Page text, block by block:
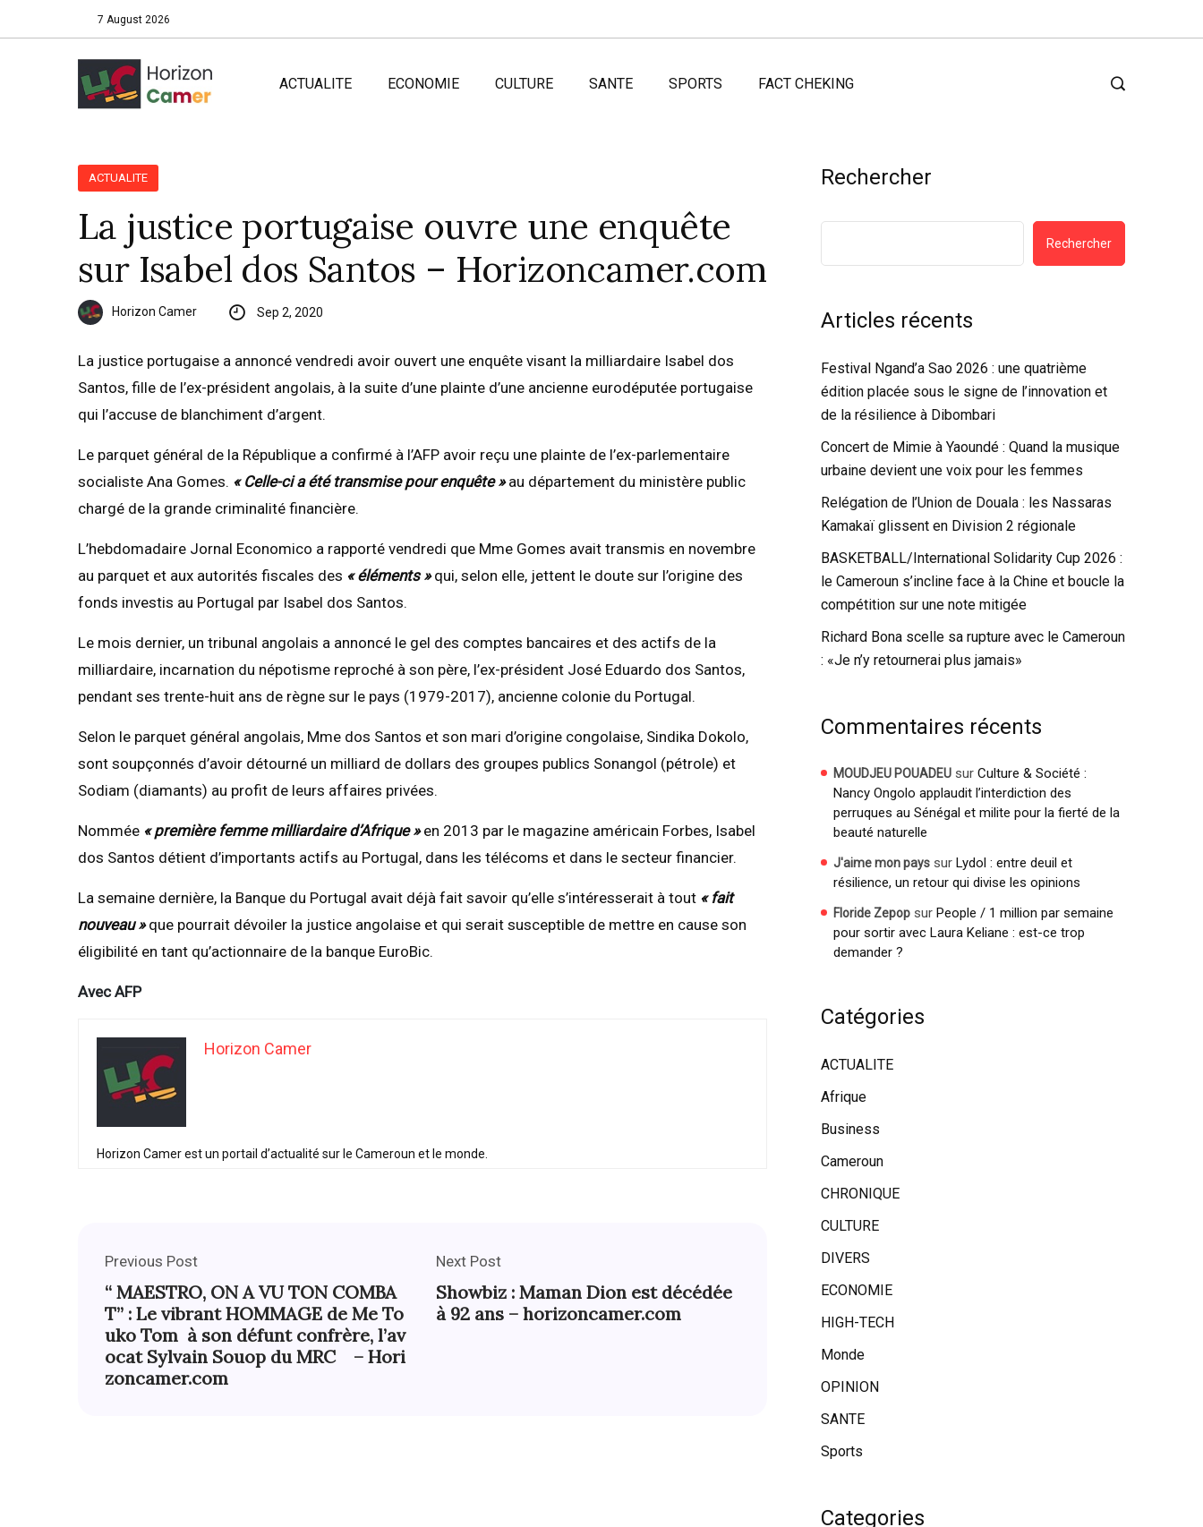
7 August 2026
ACTUALITE ECONOMIE CULTURE SANTE SPORTS FACT CHEKING
ACTUALITE
La justice portugaise ouvre une enquête
sur Isabel dos Santos – Horizoncamer.com
Horizon Camer Sep 2, 2020
La justice portugaise a annoncé vendredi avoir ouvert une enquête visant la milliardaire Isabel dos
Santos, fille de l’ex-président angolais, à la suite d’une plainte d’une ancienne eurodéputée portugaise
qui l’accuse de blanchiment d’argent.
Le parquet général de la République a confirmé à l’AFP avoir reçu une plainte de l’ex-parlementaire
socialiste Ana Gomes. « Celle-ci a été transmise pour enquête »au département du ministère public
chargé de la grande criminalité financière.
L’hebdomadaire Jornal Economico a rapporté vendredi que Mme Gomes avait transmis en novembre
au parquet et aux autorités fiscales des « éléments »qui, selon elle, jettent le doute sur l’origine des
fonds investis au Portugal par Isabel dos Santos.
Le mois dernier, un tribunal angolais a annoncé le gel des comptes bancaires et des actifs de la
milliardaire, incarnation du népotisme reproché à son père, l’ex-président José Eduardo dos Santos,
pendant ses trente-huit ans de règne sur le pays (1979-2017), ancienne colonie du Portugal.
Selon le parquet général angolais, Mme dos Santos et son mari d’origine congolaise, Sindika Dokolo,
sont soupçonnés d’avoir détourné un milliard de dollars des groupes publics Sonangol (pétrole) et
Sodiam (diamants) au profit de leurs affaires privées.
Nommée « première femme milliardaire d’Afrique »en 2013 par le magazine américain Forbes, Isabel
dos Santos détient d’importants actifs au Portugal, dans les télécoms et dans le secteur financier.
La semaine dernière, la Banque du Portugal avait déjà fait savoir qu’elle s’intéresserait à tout « fait
nouveau »que pourrait dévoiler la justice angolaise et qui serait susceptible de mettre en cause son
éligibilité en tant qu’actionnaire de la banque EuroBic.
Avec AFP
Horizon Camer
Horizon Camer est un portail d’actualité sur le Cameroun et le monde.
Previous Post
“ MAESTRO, ON A VU TON COMBA
T” : Le vibrant HOMMAGE de Me To
uko Tom à son défunt confrère, l’av
ocat Sylvain Souop du MRC – Hori
zoncamer.com
Next Post
Showbiz : Maman Dion est décédée
à 92 ans – horizoncamer.com
Rechercher
Rechercher
Articles récents
Festival Ngand’a Sao 2026 : une quatrième
édition placée sous le signe de l’innovation et
de la résilience à Dibombari
Concert de Mimie à Yaoundé : Quand la musique
urbaine devient une voix pour les femmes
Relégation de l’Union de Douala : les Nassaras
Kamakaï glissent en Division 2 régionale
BASKETBALL/International Solidarity Cup 2026 :
le Cameroun s’incline face à la Chine et boucle la
compétition sur une note mitigée
Richard Bona scelle sa rupture avec le Cameroun
: «Je n’y retournerai plus jamais»
Commentaires récents
MOUDJEU POUADEU sur Culture & Société :
Nancy Ongolo applaudit l’interdiction des
perruques au Sénégal et milite pour la fierté de la
beauté naturelle
J'aime mon pays sur Lydol : entre deuil et
résilience, un retour qui divise les opinions
Floride Zepop sur People / 1 million par semaine
pour sortir avec Laura Keliane : est-ce trop
demander ?
Catégories
ACTUALITE
Afrique
Business
Cameroun
CHRONIQUE
CULTURE
DIVERS
ECONOMIE
HIGH-TECH
Monde
OPINION
SANTE
Sports
Categories